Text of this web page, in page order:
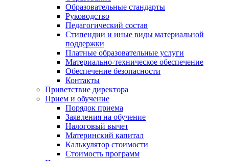
Образовательные стандарты
Руководство
Педагогический состав
Стипендии и иные виды материальной
поддержки
Платные образовательные услуги
Материально-техническое обеспечение
Обеспечение безопасности
Контакты
Приветствие директора
Прием и обучение
Порядок приема
Заявления на обучение
Налоговый вычет
Материнский капитал
Калькулятор стоимости
Стоимость программ